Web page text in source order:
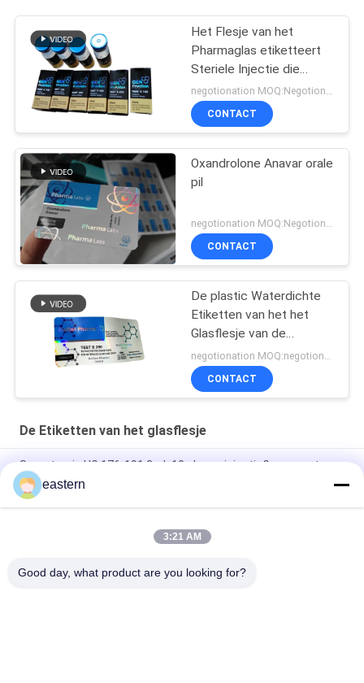
Het Flesje van het
Pharmaglas etiketteert
Steriele Injectie die
Farmaceutische
Verpakking drukt
negotionation MOQ:Negotionation
CONTACT
Oxandrolone Anavar orale
pil
negotionation MOQ:Negotionation
CONTACT
De plastic Waterdichte
Etiketten van het het
Glasflesje van de
Hologramtest euro 250
CONTACT
De Etiketten van het glasflesje
Somatropin HG 176-191 2mlx10 glazen injectieflacon met
etiketten
tren-acetaatflacon Flaconlabels met volledige set paer-
eastern
3:21 AM
Good day, what product are you looking for?